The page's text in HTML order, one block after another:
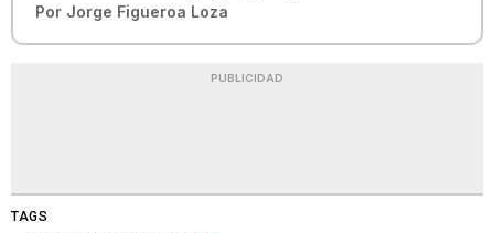
Por Jorge Figueroa Loza
PUBLICIDAD
TAGS